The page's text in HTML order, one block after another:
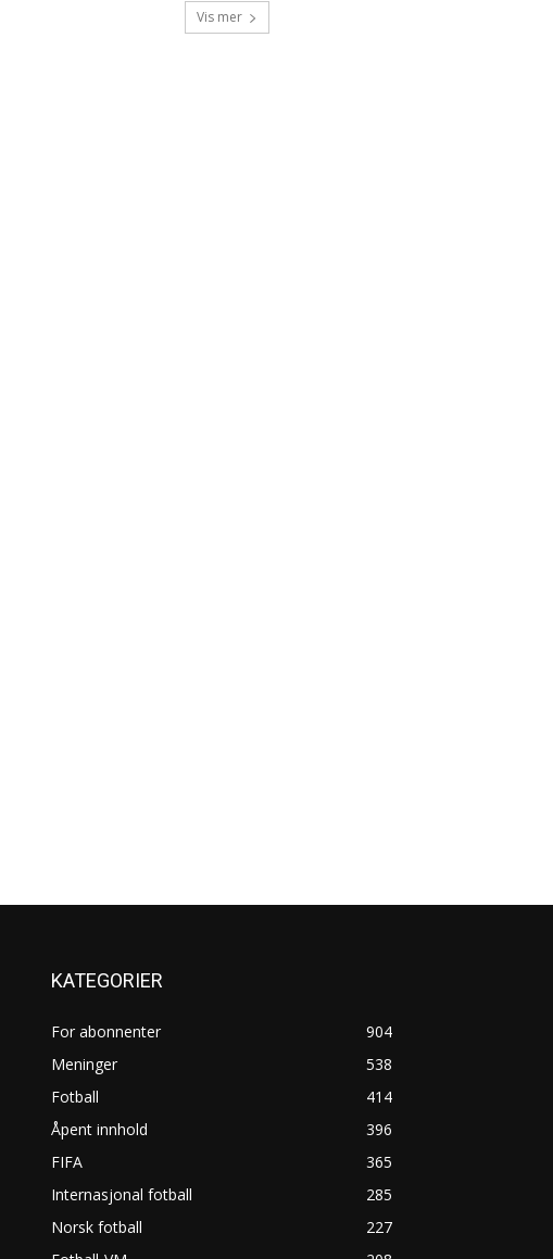
Vis mer
KATEGORIER
For abonnenter
904
Meninger
538
Fotball
414
Åpent innhold
396
FIFA
365
Internasjonal fotball
285
Norsk fotball
227